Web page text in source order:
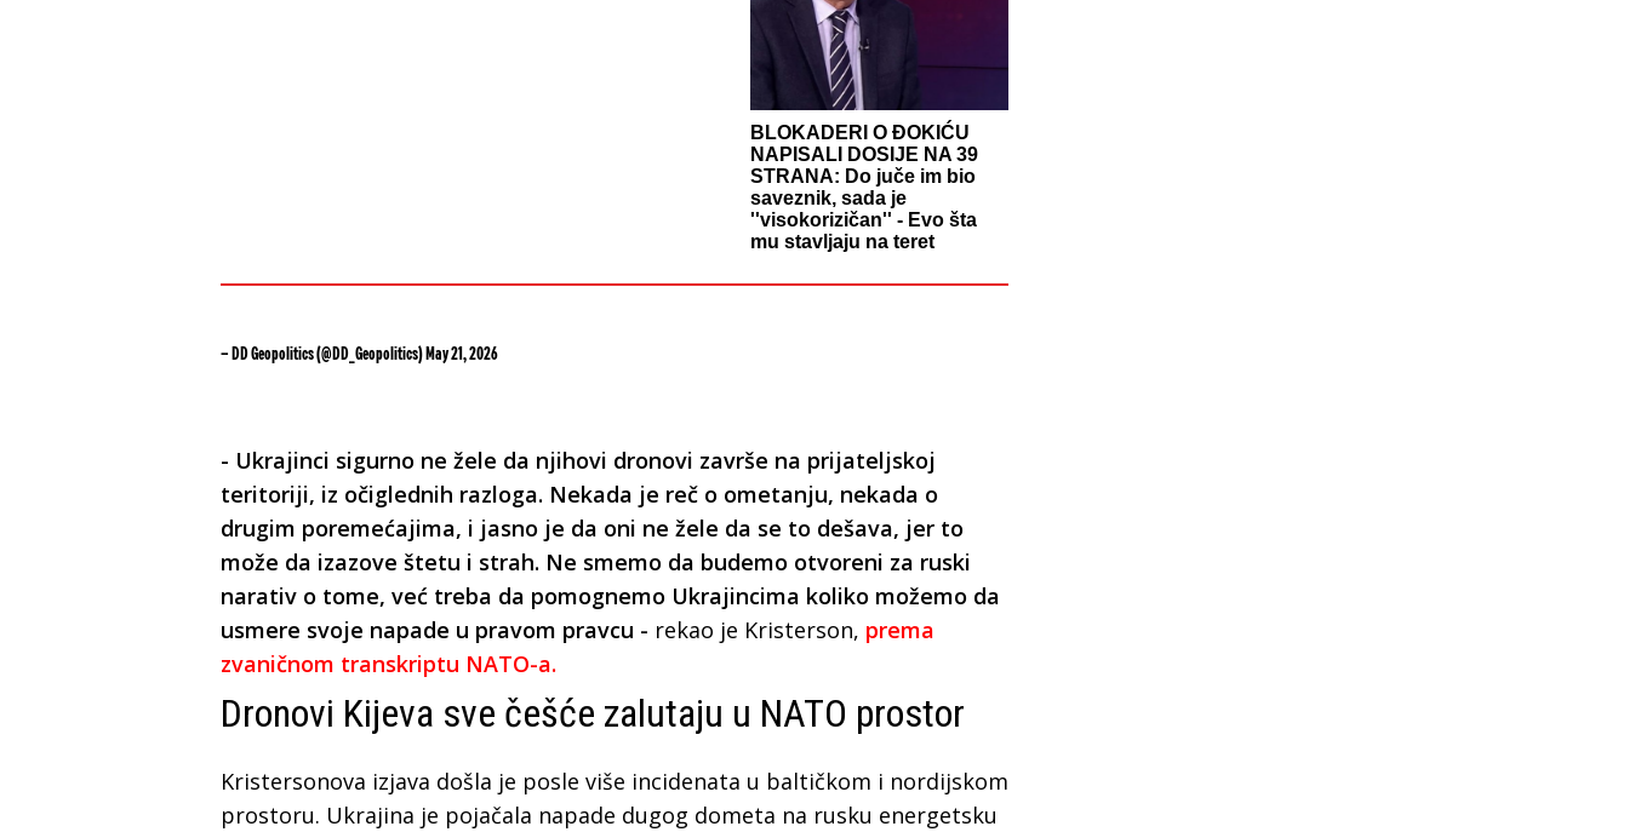
BLOKADERI O ĐOKIĆU
NAPISALI DOSIJE NA 39
STRANA: Do juče im bio
saveznik, sada je
''visokorizičan'' - Evo šta
mu stavljaju na teret
— DD Geopolitics (@DD_Geopolitics)May 21, 2026
- Ukrajinci sigurno ne žele da njihovi dronovi završe na prijateljskoj
teritoriji, iz očiglednih razloga. Nekada je reč o ometanju, nekada o
drugim poremećajima, i jasno je da oni ne žele da se to dešava, jer to
može da izazove štetu i strah. Ne smemo da budemo otvoreni za ruski
narativ o tome, već treba da pomognemo Ukrajincima koliko možemo da
usmere svoje napade u pravom pravcu - rekao je Kristerson, prema
zvaničnom transkriptu NATO-a.
Dronovi Kijeva sve češće zalutaju u NATO prostor
Kristersonova izjava došla je posle više incidenata u baltičkom i nordijskom
prostoru. Ukrajina je pojačala napade dugog dometa na rusku energetsku